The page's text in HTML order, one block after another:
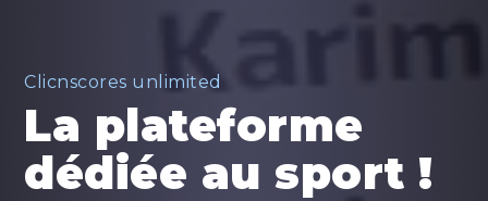
Clicnscores unlimited
La plateforme
dédiée au sport !